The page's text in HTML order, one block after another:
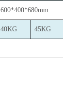
600*400*680mm
40KG 45KG